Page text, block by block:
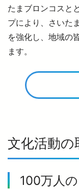
たまブロンコスと
プにより、さいた
を強化し、地域の
ます。
文化活動の
100万人